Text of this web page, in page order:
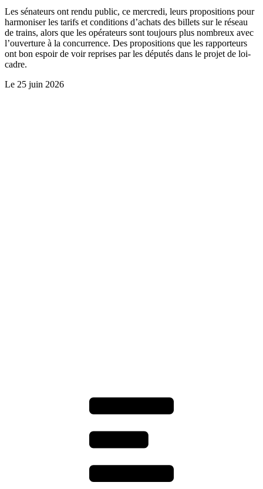
Les sénateurs ont rendu public, ce mercredi, leurs propositions pour
harmoniser les tarifs et conditions d’achats des billets sur le réseau
de trains, alors que les opérateurs sont toujours plus nombreux avec
l’ouverture à la concurrence. Des propositions que les rapporteurs
ont bon espoir de voir reprises par les députés dans le projet de loi-
cadre.
Le 25 juin 2026